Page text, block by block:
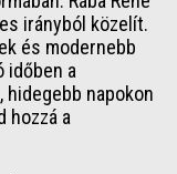
irányból közelít.
és modernebb
időben a
napokon
hozzá a